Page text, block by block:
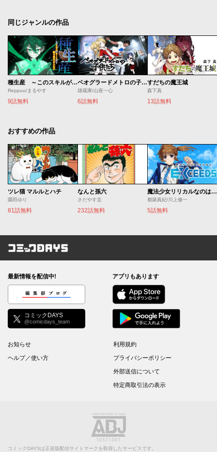
同じジャンルの作品
種生産 ～このスキルがチートだとまだ誰も気付いていない～
Reppuu/まるやす
9話無料
ベオグラードメトロの子供たち
隷蔵庫/山座一心
6話無料
すだちの魔王城
森下真
13話無料
おすすめの作品
ツレ猫 マルルとハチ
園田ゆり
81話無料
なんと孫六
さだやす圭
232話無料
魔法少女リリカルなのは EXCEEDS
都築真紀/川上修一
5話無料
コミックDAYS
最新情報を配信中!
編集部ブログ
コミックDAYS
@comicdays_team
アプリもあります
お知らせ
ヘルプ／使い方
利用規約
プライバシーポリシー
外部送信について
特定商取引法の表示
コミックDAYSは正規版配信サイトマークを取得したサービスです。